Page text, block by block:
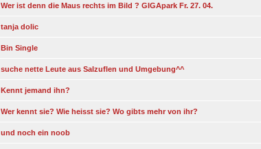
Wer ist denn die Maus rechts im Bild ? GIGApark Fr. 27. 04.
tanja dolic
Bin Single
suche nette Leute aus Salzuflen und Umgebung^^
Kennt jemand ihn?
Wer kennt sie? Wie heisst sie? Wo gibts mehr von ihr?
und noch ein noob